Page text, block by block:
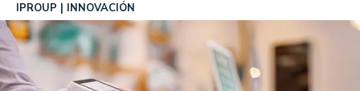
IPROUP INNOVACIÓN